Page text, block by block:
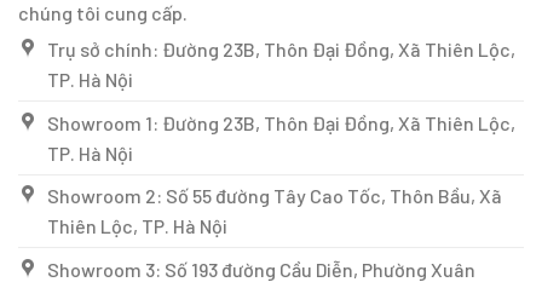
chúng tôi cung cấp.
Trụ sở chính: Đường 23B, Thôn Đại Đồng, Xã Thiên Lộc,
TP. Hà Nội
Showroom 1: Đường 23B, Thôn Đại Đồng, Xã Thiên Lộc,
TP. Hà Nội
Showroom 2: Số 55 đường Tây Cao Tốc, Thôn Bầu, Xã
Thiên Lộc, TP. Hà Nội
Showroom 3: Số 193 đường Cầu Diễn, Phường Xuân